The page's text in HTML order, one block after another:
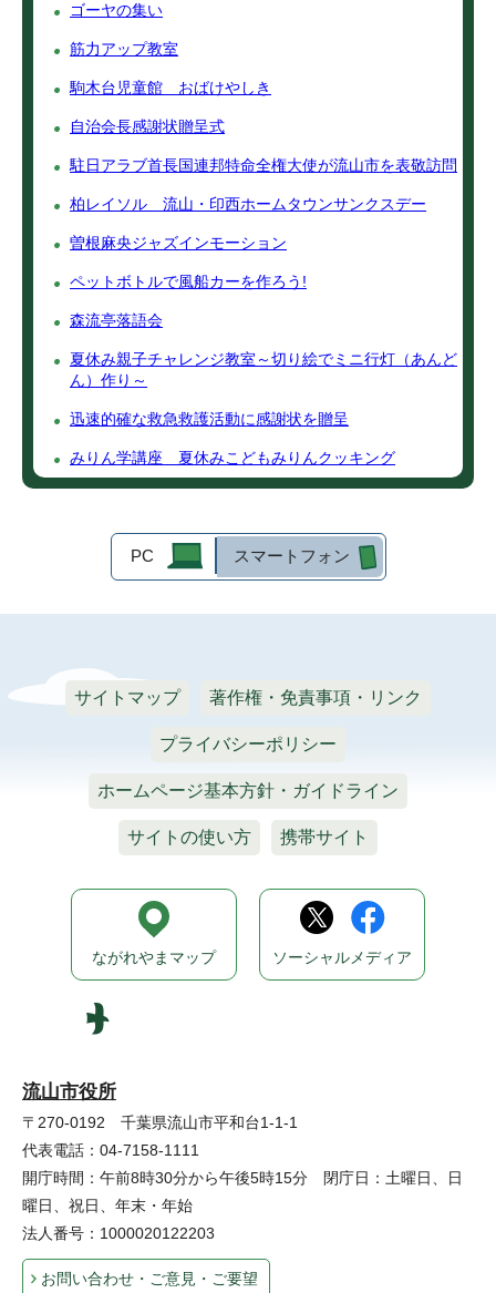
ゴーヤの集い
筋力アップ教室
駒木台児童館 おばけやしき
自治会長感謝状贈呈式
駐日アラブ首長国連邦特命全権大使が流山市を表敬訪問
柏レイソル 流山・印西ホームタウンサンクスデー
曽根麻央ジャズインモーション
ペットボトルで風船カーを作ろう!
森流亭落語会
夏休み親子チャレンジ教室～切り絵でミニ行灯（あんど
ん）作り～
迅速的確な救急救護活動に感謝状を贈呈
みりん学講座 夏休みこどもみりんクッキング
PC スマートフォン
サイトマップ 著作権・免責事項・リンク
プライバシーポリシー
ホームページ基本方針・ガイドライン
サイトの使い方 携帯サイト
流山市役所
〒270-0192 千葉県流山市平和台1-1-1
代表電話：04-7158-1111
開庁時間：午前8時30分から午後5時15分 閉庁日：土曜日、日
曜日、祝日、年末・年始
法人番号：1000020122203
お問い合わせ・ご意見・ご要望
ながれやまマップ ソーシャルメディア